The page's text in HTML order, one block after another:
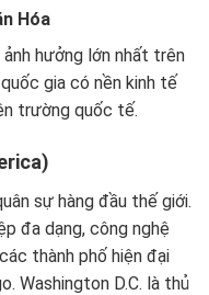
Hóa
hưởng lớn nhất trên
gia có nền kinh tế
trường quốc tế.
sự hàng đầu thế giới.
đa dạng, công nghệ
thành phố hiện đại
Washington D.C. là thủ